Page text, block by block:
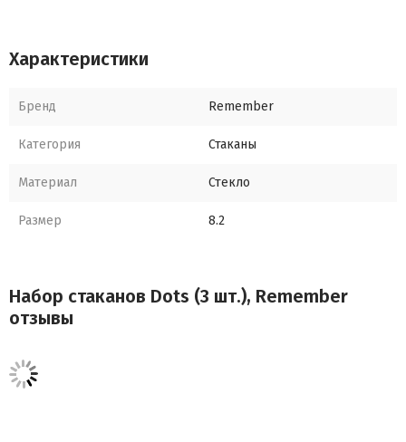
Размер: 8,2 х 9,6 х 8,2
Характеристики
Бренд Remember
Категория Стаканы
Материал Стекло
Размер 8.2
Набор стаканов Dots (3 шт.), Remember
отзывы